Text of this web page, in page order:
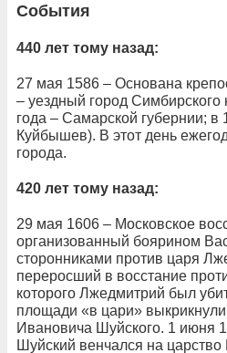
События
440 лет тому назад:
27 мая 1586 – Основана
– уездный город Симбирского
года – Самарской губернии; в
Куйбышев). В этот день
города.
420 лет тому назад:
29 мая 1606 – Московское
организованный боярином
сторонниками против царя
переросший в восстание
которого Лжедмитрий был
площади «в цари»
Ивановича Шуйского. 1 июня
Шуйский венчался на царство